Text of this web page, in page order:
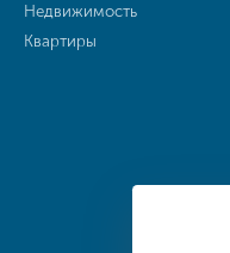
Недвижимость
Квартиры